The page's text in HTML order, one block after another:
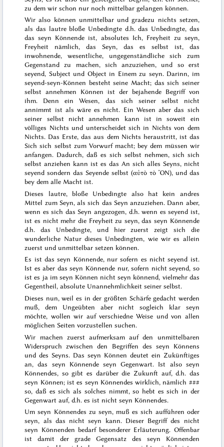
zu dem wir schon nur noch mittelbar gelangen können.
Wir also können unmittelbar und gradezu nichts setzen,
als das lautre bloße Unbedingte d.h. das Unbedingte, das
dasseyn Könnende ist, absolutes Ich, Freyheit zu seyn,
Freyheit nämlich, das Seyn, das es selbst ist, das
inwohnende, wesentliche, ungegenständliche sich zum
Gegenstand zu machen, sich anzuziehen, und so erst
seyend, Subject und Object in Einem zu seyn. Darinn, im
seyend-seyn-Können besteht seine Macht; das sich seiner
selbst annehmen Können ist der bejahende Begriff von
ihm. Denn ein Wesen, das sich seiner selbst nicht
annimmt ist als wäre es nicht. Ein Wesen aber das sich
seiner selbst nicht annehmen kann ist in soweit ein
völliges Nichts und unterscheidet sich in Nichts von dem
Nichts. Das Erste, das aus dem Nichts heraustritt, ist das
Sich sich selbst zum Vorwurf macht; bey dem müssen wir
anfangen. Dadurch, daß es sich selbst nehmen, sich sich
selbst anziehen kann ist es das An sich alles Seyns, nicht
seyend sondern das Seyende selbst (αὐτὸ τὸ ὌΝ), und das
bey dem alle Macht ist.
Dieses lautre, bloße Unbedingte also hat kein andres
Mittel zum Seyn, als sich das Seyn anzuziehen. Dann aber,
wenn es sich das Seyn angezogen, d.h. wenn es seyend ist,
ist es nicht mehr die Freyheit zu seyn, das seyn Könnende
d.h. das Unbedingte, und hier zuerst zeigt sich die
wunderliche Natur dieses Unbedingten, wie wir es allein
zuerst und unmittelbar setzen können.
Es ist das seyn Könnende, nur sofern es nichtseyend ist.
Ist es aber das seyn Könnende nur, sofern nichtseyend, so
ist es ja imseyn Können nicht seyn könnend, vielmehr das
Gegentheil, absolute Unannehmlichkeit seiner selbst.
Dieses nun, weil es in der größten Schärfe gedacht werden
muß, dem Ungeübten aber nicht sogleich klar seyn
möchte, wollen wir auf verschiedne Weise und von allen
möglichen Seiten vorzustellen suchen.
Wir machen zuerst aufmerksam auf den unmittelbaren
Widerspruch zwischen den Begriffen des seyn Könnens
und des Seyns. Das seyn Können deutet ein Zukünftiges
an, das seyn Könnende seyn Gegenwart. Ist also seyn
Könnendes, so gibt es darüber die Zukunft auf, d.h. das
seyn Können; ist es seyn Könnendes wirklich, nämlich ###
so, daß es sich als solches nimmt, so hebt es sich in der
Gegenwart auf, d.h. es ist nicht seyn Könnendes.
Um seyn Könnendes zu seyn, muß es sich aufführen oder
seyn, als das nicht seyn kann. Dieser Begriff des nicht
seyn Könnenden bedarf besonderer Erläuterung. Offenbar
ist damit der grade Gegensatz des seyn Könnenden